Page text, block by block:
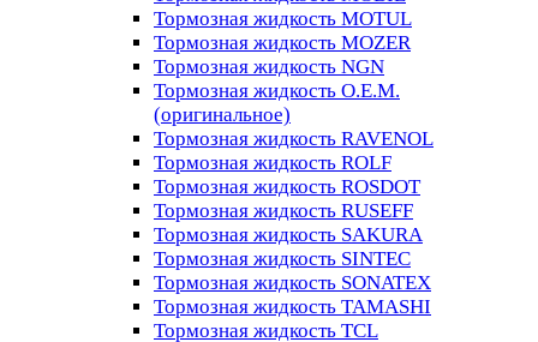
Тормозная жидкость MOTUL
Тормозная жидкость MOZER
Тормозная жидкость NGN
Тормозная жидкость O.E.M.
(оригинальное)
Тормозная жидкость RAVENOL
Тормозная жидкость ROLF
Тормозная жидкость ROSDOT
Тормозная жидкость RUSEFF
Тормозная жидкость SAKURA
Тормозная жидкость SINTEC
Тормозная жидкость SONATEX
Тормозная жидкость TAMASHI
Тормозная жидкость TCL